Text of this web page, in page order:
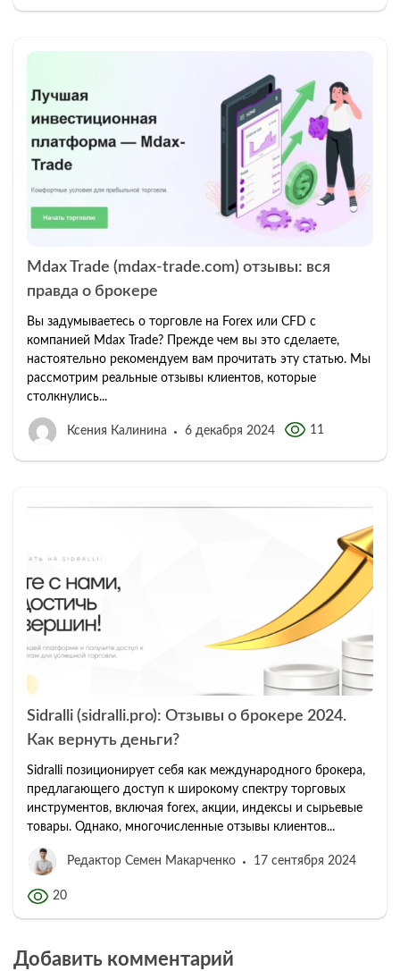
Mdax Trade (mdax-trade.com) отзывы: вся
правда о брокере
Вы задумываетесь о торговле на Forex или CFD с
компанией Mdax Trade? Прежде чем вы это сделаете,
настоятельно рекомендуем вам прочитать эту статью. Мы
рассмотрим реальные отзывы клиентов, которые
столкнулись...
Ксения Калинина 6 декабря 2024 11
Sidralli (sidralli.pro): Отзывы о брокере 2024.
Как вернуть деньги?
Sidralli позиционирует себя как международного брокера,
предлагающего доступ к широкому спектру торговых
инструментов, включая forex, акции, индексы и сырьевые
товары. Однако, многочисленные отзывы клиентов...
Редактор Семен Макарченко 17 сентября 2024
20
Добавить комментарий